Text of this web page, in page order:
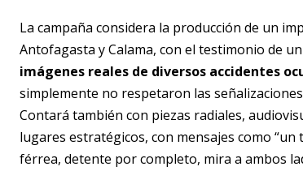
La campaña considera la producción de un
Antofagasta y Calama, con el testimonio de
imágenes reales de diversos accidentes
simplemente no respetaron las
Contará también con piezas radiales,
lugares estratégicos, con mensajes como
férrea, detente por completo, mira a ambos